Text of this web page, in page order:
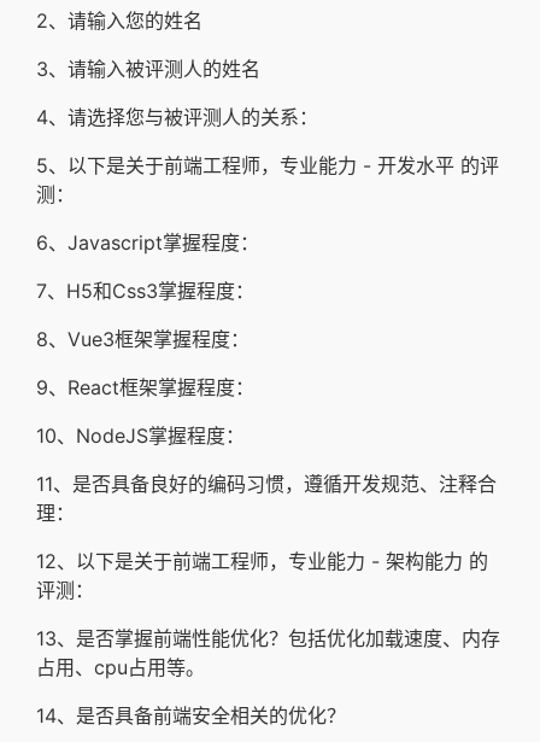
2、请输入您的姓名
3、请输入被评测人的姓名
4、请选择您与被评测人的关系：
5、以下是关于前端工程师，专业能力 - 开发水平 的评
测：
6、Javascript掌握程度：
7、H5和Css3掌握程度：
8、Vue3框架掌握程度：
9、React框架掌握程度：
10、NodeJS掌握程度：
11、是否具备良好的编码习惯，遵循开发规范、注释合
理：
12、以下是关于前端工程师，专业能力 - 架构能力 的
评测：
13、是否掌握前端性能优化？包括优化加载速度、内存
占用、cpu占用等。
14、是否具备前端安全相关的优化？